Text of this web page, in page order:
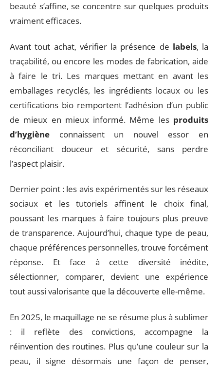
beauté s’affine, se concentre sur quelques produits
vraiment efficaces.
Avant tout achat, vérifier la présence de labels, la
traçabilité, ou encore les modes de fabrication, aide
à faire le tri. Les marques mettant en avant les
emballages recyclés, les ingrédients locaux ou les
certifications bio remportent l’adhésion d’un public
de mieux en mieux informé. Même les produits
d’hygiène connaissent un nouvel essor en
réconciliant douceur et sécurité, sans perdre
l’aspect plaisir.
Dernier point : les avis expérimentés sur les réseaux
sociaux et les tutoriels affinent le choix final,
poussant les marques à faire toujours plus preuve
de transparence. Aujourd’hui, chaque type de peau,
chaque préférences personnelles, trouve forcément
réponse. Et face à cette diversité inédite,
sélectionner, comparer, devient une expérience
tout aussi valorisante que la découverte elle-même.
En 2025, le maquillage ne se résume plus à sublimer
: il reflète des convictions, accompagne la
réinvention des routines. Plus qu’une couleur sur la
peau, il signe désormais une façon de penser,